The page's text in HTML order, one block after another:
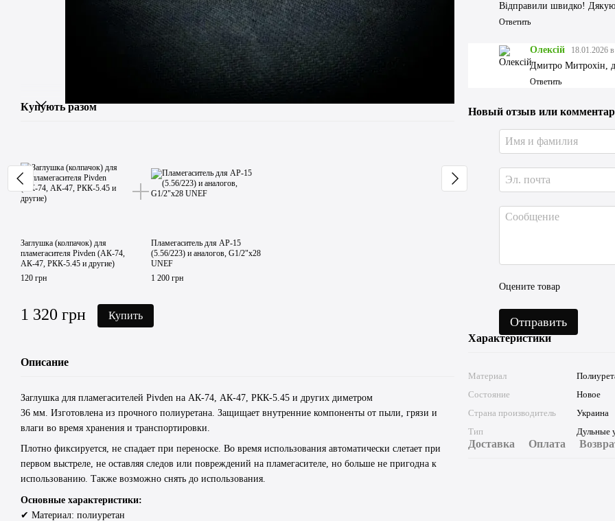
Купують разом
Заглушка (колпачок) для
пламегасителя Pivden (АК-74,
АК-47, РКК-5.45 и другие)
120 грн
Пламегаситель для АР-15
(5.56/223) и аналогов, G1/2"x28
UNEF
1 200 грн
1 320 грн Купить
Купують разом
АК-47, РКК-5.45 и другие)
аналогов
1 320 грн
Описание
Заглушка для пламегасителей Pivden на АК-74, АК-47, РКК-5.45 и других диметром
36 мм. Изготовлена из прочного полиуретана. Защищает внутренние компоненты от пыли, грязи и
влаги во время хранения и транспортировки.
Плотно фиксируется, не спадает при переноске. Во время использования автоматически слетает при
первом выстреле, не оставляя следов или повреждений на пламегасителе, но больше не пригодна к
использованию. Также возможно снять до использования.
Основные характеристики:
✔ Материал: полиуретан
Відправили швидко! Дякую
Ответить
Олексій 18.01.2026
Дмитро Митрохін,
Ответить
Новый отзыв или
Оцените товар
Отправить
Характеристики
Материал
Состояние
Новое
Страна производитель
Украина
Тип
Дульные
Доставка Оплата